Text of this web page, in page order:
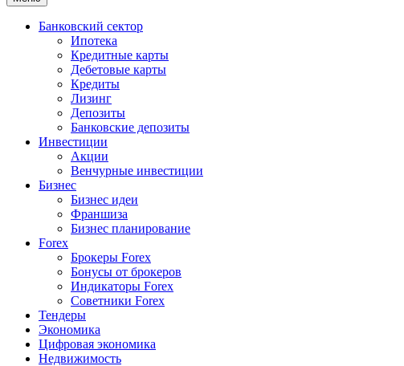
Банковский сектор
Ипотека
Кредитные карты
Дебетовые карты
Кредиты
Лизинг
Депозиты
Банковские депозиты
Инвестиции
Акции
Венчурные инвестиции
Бизнес
Бизнес идеи
Франшиза
Бизнес планирование
Forex
Брокеры Forex
Бонусы от брокеров
Индикаторы Forex
Советники Forex
Тендеры
Экономика
Цифровая экономика
Недвижимость